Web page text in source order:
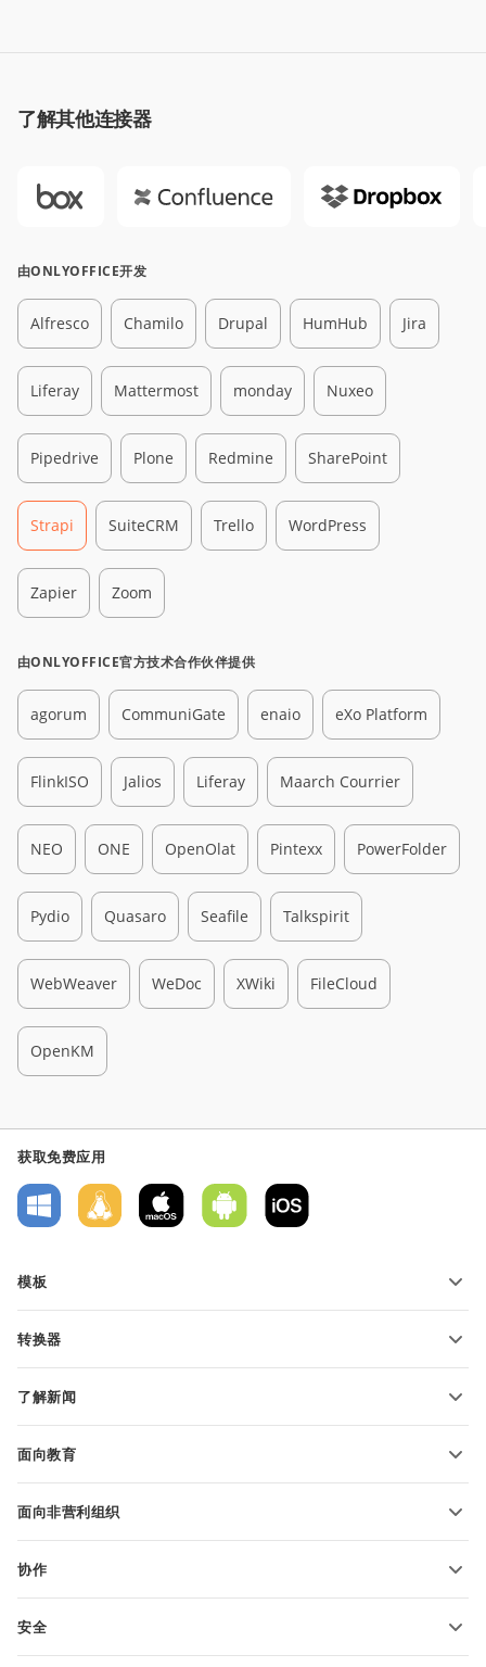
了解其他连接器
由ONLYOFFICE开发
Alfresco Chamilo Drupal HumHub Jira
Liferay Mattermost monday Nuxeo
Pipedrive Plone Redmine SharePoint
Strapi SuiteCRM Trello WordPress
Zapier Zoom
由ONLYOFFICE官方技术合作伙伴提供
agorum CommuniGate enaio eXo Platform
FlinkISO Jalios Liferay Maarch Courrier
NEO ONE OpenOlat Pintexx PowerFolder
Pydio Quasaro Seafile Talkspirit
WebWeaver WeDoc XWiki FileCloud
OpenKM
获取免费应用
模板
文本文档模板
转换器
转换电子表格
了解新闻
面向教育
适用于教育人士
面向非营利组织
申请免费帐户
协作
翻译人员
安全